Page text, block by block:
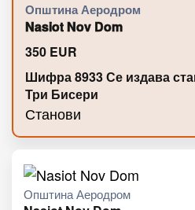
Општина Аеродром
Nasiot Nov Dom
350 EUR
Шифра 8933 Се издава
Три Бисери
Станови
Општина Аеродром